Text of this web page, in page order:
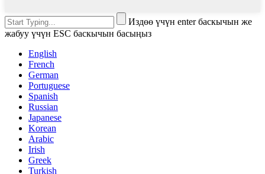
Издөө үчүн enter баскычын же
жабуу үчүн ESC баскычын басыңыз
English
French
German
Portuguese
Spanish
Russian
Japanese
Korean
Arabic
Irish
Greek
Turkish